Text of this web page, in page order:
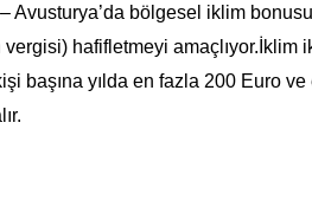
– Avusturya’da bölgesel iklim
hafifletmeyi amaçlıyor.İklim
başına yılda en fazla 200 Euro